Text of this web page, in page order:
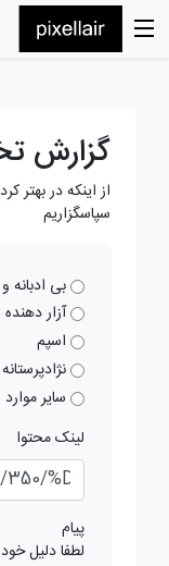
گزارش
از اینکه در
سپاسگزاریم
بی ادبانه
آزار دهنده
اسپم
نژادپرستانه
سایر موارد
لینک محتوا
پیام
لطفا دلیل